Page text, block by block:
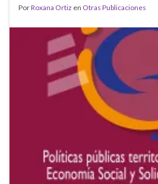
PorRoxana Ortiz en Otras Publicaciones